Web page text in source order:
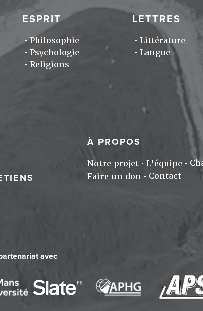
ESPRIT
Philosophie
Psychologie
Religions
LETTRES
Littérature
Langue
À PROPOS
Notre projet L'équipe
Faire un don
Contact
avec